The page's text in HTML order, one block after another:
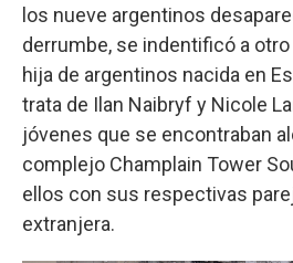
los nueve argentinos
derrumbe, se indentificó a
hija de argentinos nacida en
trata de Ilan Naibryf y Nicole
jóvenes que se encontraban
complejo Champlain Tower
ellos con sus respectivas
extranjera.